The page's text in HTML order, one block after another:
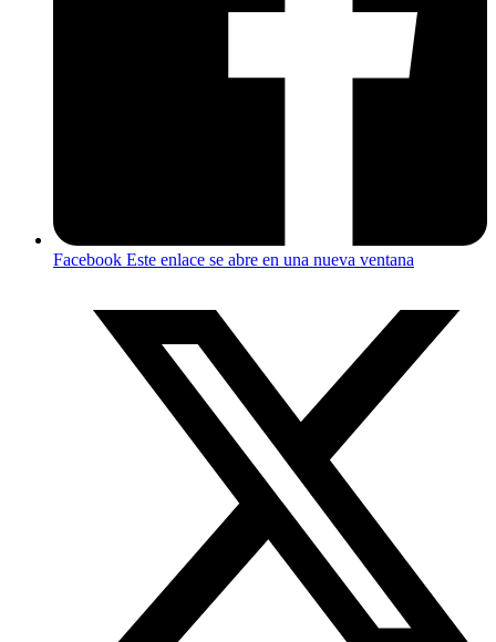
Facebook Este enlace se abre en una nueva ventana